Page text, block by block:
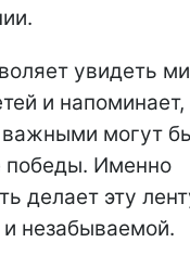
увидеть
и напоминает,
важными могут
победы. Именно
делает эту
незабываемой.